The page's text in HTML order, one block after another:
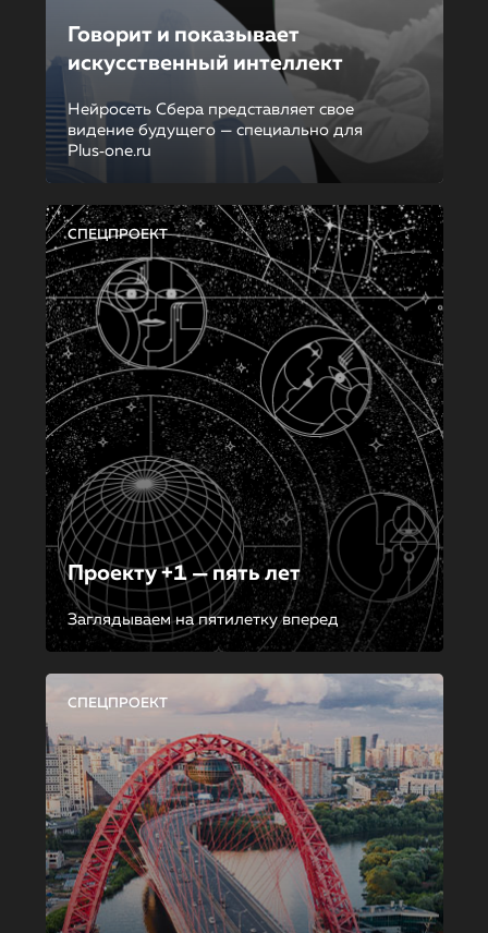
Говорит и показывает
искусственный интеллект
Нейросеть Сбера представляет свое
видение будущего — специально для
Plus‑one.ru
СПЕЦПРОЕКТ
Проекту +1 — пять лет
Заглядываем на пятилетку вперед
СПЕЦПРОЕКТ